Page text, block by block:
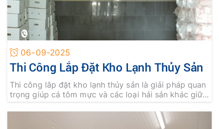
06-09-2025
Thi Công Lắp Đặt Kho Lạnh Thủy Sản
Thi công lắp đặt kho lạnh thủy sản là giải pháp quan
trọng giúp cá tôm mực và các loại hải sản khác giữ
được độ tươi ngon lâu dài hạn chế hư hỏng, đáp ứng
tiêu chuẩn xuất khẩu khắt khe. Liên hệ ngay An
Khánh để được tư vấn và sở hữu hệ thống kho lạnh